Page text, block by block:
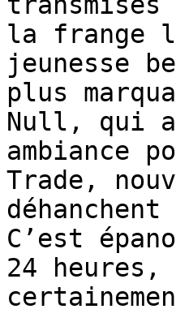
la frange
jeunesse
plus
Null, qui
ambiance
Trade,
C’est
24